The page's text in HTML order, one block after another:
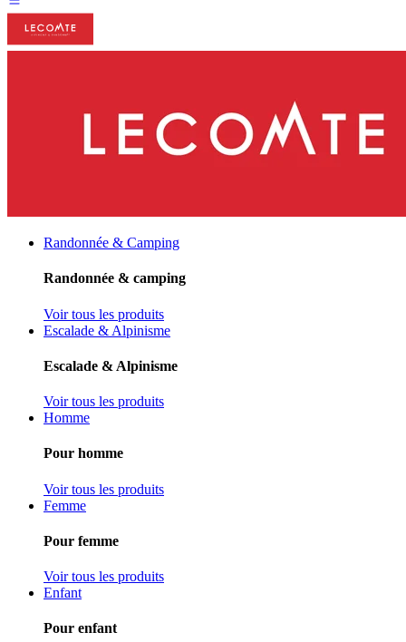
Randonnée & Camping
Randonnée & camping
Voir tous les produits
Escalade & Alpinisme
Escalade & Alpinisme
Voir tous les produits
Homme
Pour homme
Voir tous les produits
Femme
Pour femme
Voir tous les produits
Enfant
Pour enfant